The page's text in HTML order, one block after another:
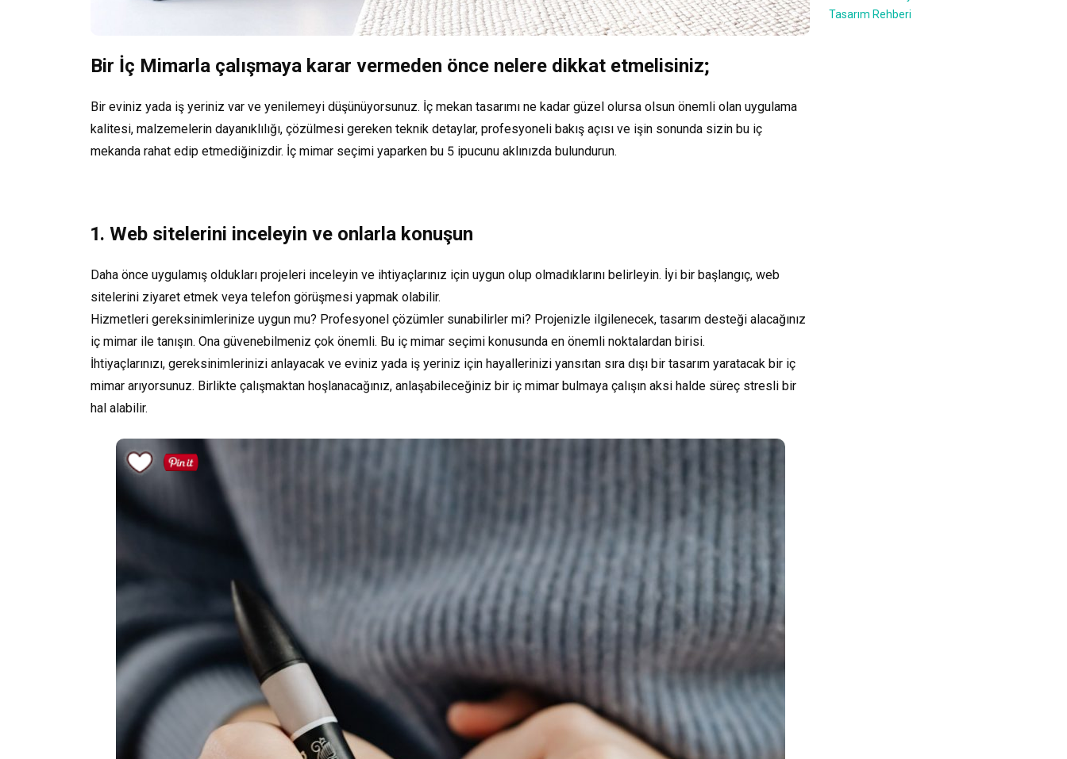
Bir İç Mimarla çalışmaya karar vermeden önce nelere dikkat etmelisiniz;
Bir eviniz yada iş yeriniz var ve yenilemeyi düşünüyorsunuz. İç mekan tasarımı ne kadar güzel olursa olsun önemli olan uygulama
kalitesi, malzemelerin dayanıklılığı, çözülmesi gereken teknik detaylar, profesyoneli bakış açısı ve işin sonunda sizin bu iç
mekanda rahat edip etmediğinizdir. İç mimar seçimi yaparken bu 5 ipucunu aklınızda bulundurun.
1. Web sitelerini inceleyin ve onlarla konuşun
Daha önce uygulamış oldukları projeleri inceleyin ve ihtiyaçlarınız için uygun olup olmadıklarını belirleyin. İyi bir başlangıç, web
sitelerini ziyaret etmek veya telefon görüşmesi yapmak olabilir.
Hizmetleri gereksinimlerinize uygun mu? Profesyonel çözümler sunabilirler mi? Projenizle ilgilenecek, tasarım desteği alacağınız
iç mimar ile tanışın. Ona güvenebilmeniz çok önemli. Bu iç mimar seçimi konusunda en önemli noktalardan birisi.
İhtiyaçlarınızı, gereksinimlerinizi anlayacak ve eviniz yada iş yeriniz için hayallerinizi yansıtan sıra dışı bir tasarım yaratacak bir iç
mimar arıyorsunuz. Birlikte çalışmaktan hoşlanacağınız, anlaşabileceğiniz bir iç mimar bulmaya çalışın aksi halde süreç stresli bir
hal alabilir.
Tasarım Rehberi